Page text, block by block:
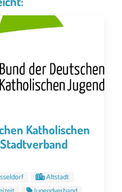
Katholischen
Altstadt